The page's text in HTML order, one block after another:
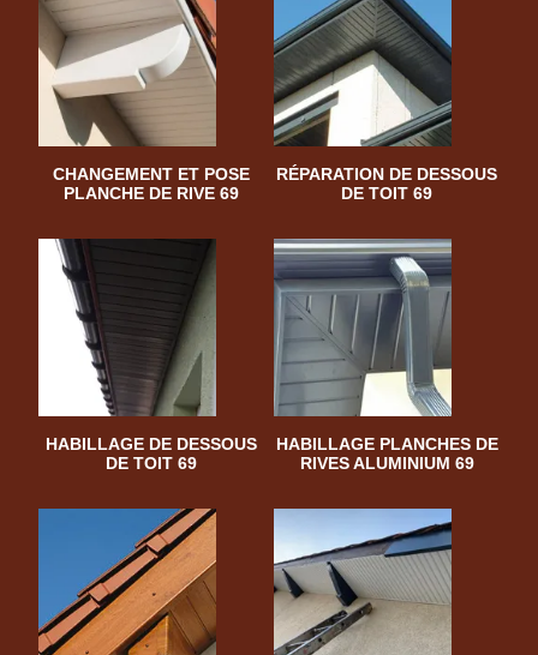
CHANGEMENT ET POSE
PLANCHE DE RIVE 69
RÉPARATION DE DESSOUS
DE TOIT 69
HABILLAGE DE DESSOUS
DE TOIT 69
HABILLAGE PLANCHES DE
RIVES ALUMINIUM 69